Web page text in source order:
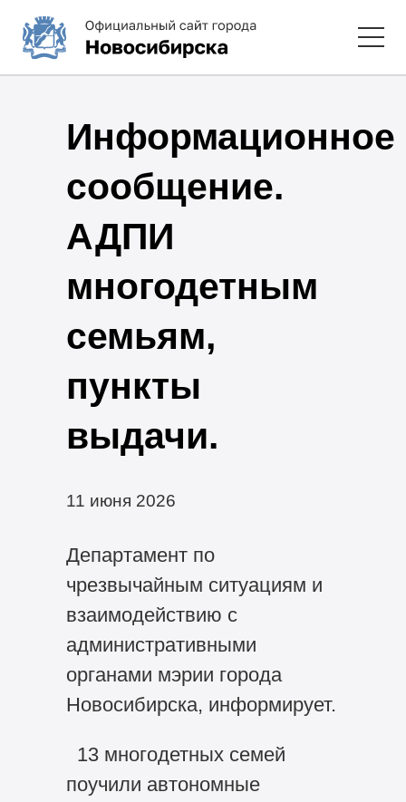
Информационное
сообщение.
АДПИ
многодетным
семьям,
пункты
выдачи.
11 июня 2026
Департамент по
чрезвычайным ситуациям и
взаимодействию с
административными
органами мэрии города
Новосибирска, информирует.
13 многодетных семей
поучили автономные